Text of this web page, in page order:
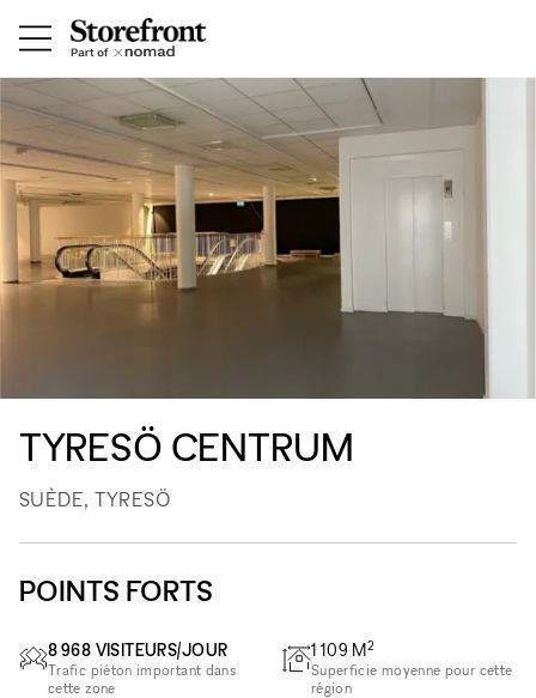
TYRESÖ CENTRUM
SUÈDE, TYRESÖ
POINTS FORTS
8 968 VISITEURS/JOUR
Trafic piéton important dans
cette zone
1 109 M2
Superficie moyenne pour cette
région